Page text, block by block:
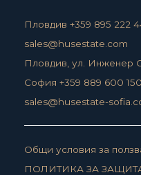
Пловдив +359 895 222
sales@husestate.com
Пловдив, ул. Инженер
София +359 889 600 150
sales@husestate-
Общи условия за
ПОЛИТИКА ЗА